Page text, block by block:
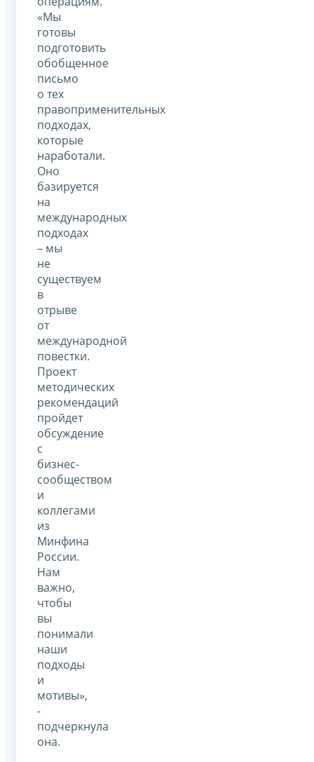
«Мы
готовы
подготовить
обобщенное
письмо
о тех
правоприменительных
подходах,
которые
наработали.
Оно
базируется
на
международных
подходах
– мы
не
существуем
в
отрыве
от
международной
повестки.
Проект
методических
рекомендаций
пройдет
обсуждение
с
бизнес-
сообществом
и
коллегами
из
Минфина
России.
Нам
важно,
чтобы
вы
понимали
наши
подходы
и
мотивы»,
-
подчеркнула
она.